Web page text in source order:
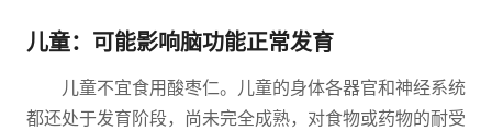
儿童：可能影响脑功能正常发育
儿童不宜食用酸枣仁。儿童的身体各器官和神经系统
都还处于发育阶段，尚未完全成熟，对食物或药物的耐受